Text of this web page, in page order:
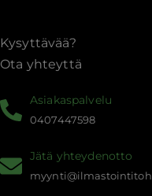
Kysyttävää?
Ota yhteyttä
Asiakaspalvelu
0407447598
Jätä yhteydenotto